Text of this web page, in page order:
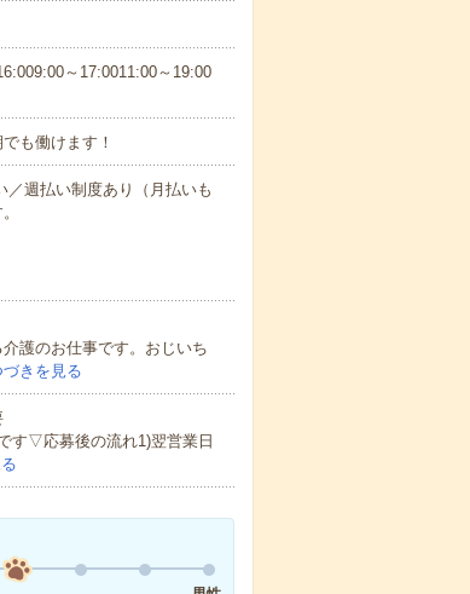
～17:0011:00～19:00
も働けます！
週払い制度あり（月払いも
護のお仕事です。おじいち
づきを見る
す▽応募後の流れ1)翌営業日